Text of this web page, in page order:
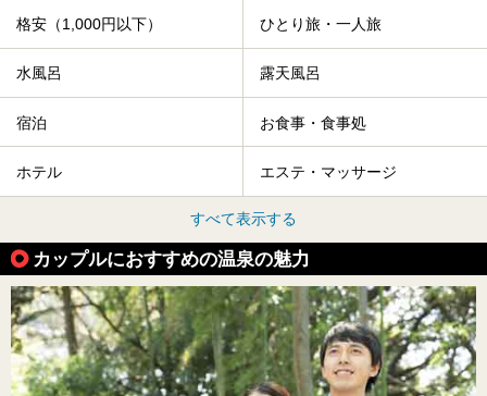
格安（1,000円以下） ひとり旅・一人旅
水風呂 露天風呂
宿泊 お食事・食事処
ホテル エステ・マッサージ
すべて表示する
カップルにおすすめの温泉の魅力